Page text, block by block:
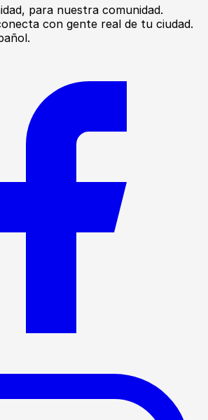
para nuestra comunidad.
con gente real de tu ciudad.